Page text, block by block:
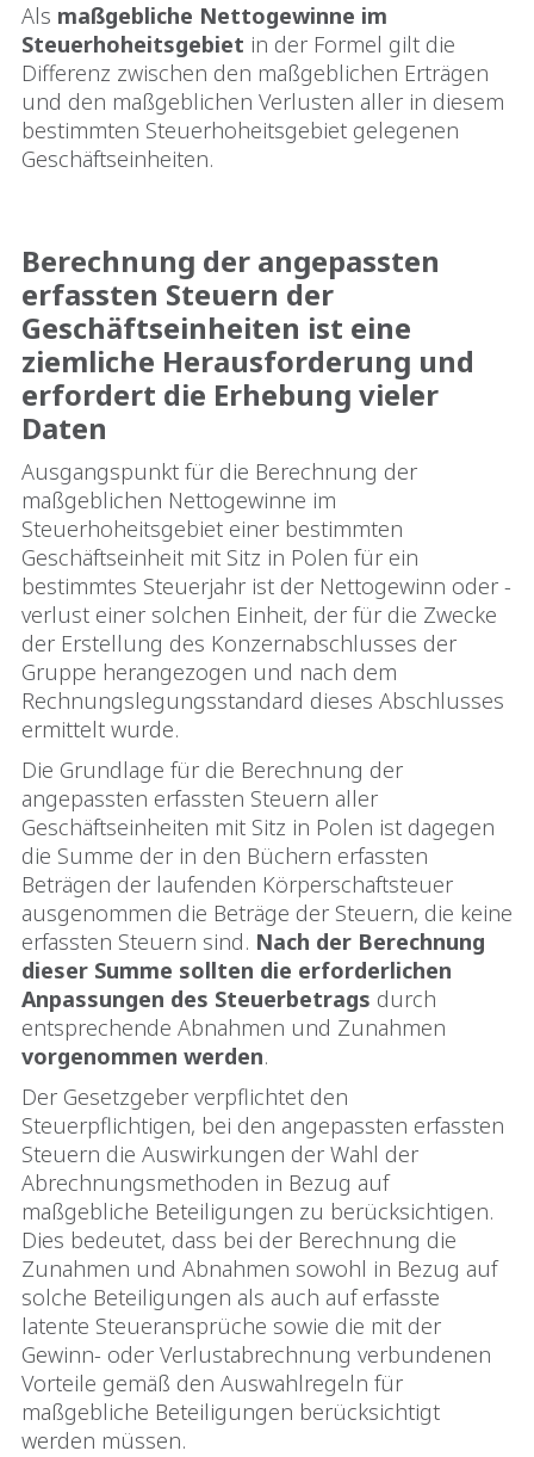
Als maßgebliche Nettogewinne im
Steuerhoheitsgebiet in der Formel gilt die
Differenz zwischen den maßgeblichen Erträgen
und den maßgeblichen Verlusten aller in diesem
bestimmten Steuerhoheitsgebiet gelegenen
Geschäftseinheiten.
Berechnung der angepassten
erfassten Steuern der
Geschäftseinheiten ist eine
ziemliche Herausforderung und
erfordert die Erhebung vieler
Daten
Ausgangspunkt für die Berechnung der
maßgeblichen Nettogewinne im
Steuerhoheitsgebiet einer bestimmten
Geschäftseinheit mit Sitz in Polen für ein
bestimmtes Steuerjahr ist der Nettogewinn oder -
verlust einer solchen Einheit, der für die Zwecke
der Erstellung des Konzernabschlusses der
Gruppe herangezogen und nach dem
Rechnungslegungsstandard dieses Abschlusses
ermittelt wurde.
Die Grundlage für die Berechnung der
angepassten erfassten Steuern aller
Geschäftseinheiten mit Sitz in Polen ist dagegen
die Summe der in den Büchern erfassten
Beträgen der laufenden Körperschaftsteuer
ausgenommen die Beträge der Steuern, die keine
erfassten Steuern sind. Nach der Berechnung
dieser Summe sollten die erforderlichen
Anpassungen des Steuerbetrags durch
entsprechende Abnahmen und Zunahmen
vorgenommen werden.
Der Gesetzgeber verpflichtet den
Steuerpflichtigen, bei den angepassten erfassten
Steuern die Auswirkungen der Wahl der
Abrechnungsmethoden in Bezug auf
maßgebliche Beteiligungen zu berücksichtigen.
Dies bedeutet, dass bei der Berechnung die
Zunahmen und Abnahmen sowohl in Bezug auf
solche Beteiligungen als auch auf erfasste
latente Steueransprüche sowie die mit der
Gewinn- oder Verlustabrechnung verbundenen
Vorteile gemäß den Auswahlregeln für
maßgebliche Beteiligungen berücksichtigt
werden müssen.